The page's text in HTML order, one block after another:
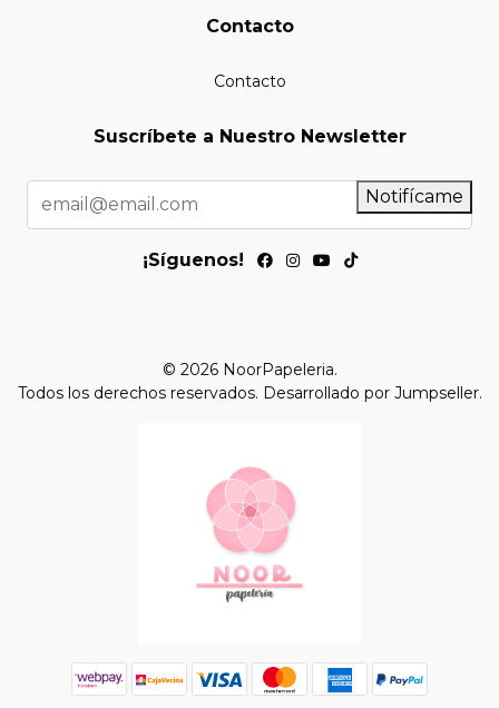
Contacto
Contacto
Suscríbete a Nuestro Newsletter
Notifícame
¡Síguenos!
© 2026 NoorPapeleria.
Todos los derechos reservados. Desarrollado por Jumpseller.